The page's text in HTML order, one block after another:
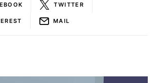
TWITTER
MAIL